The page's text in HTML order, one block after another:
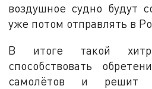
воздушное судно будут
уже потом отправлять в
В итоге такой
способствовать
самолётов и